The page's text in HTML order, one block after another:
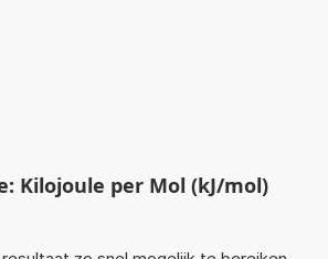
Kilojoule per Mol (kJ/mol)